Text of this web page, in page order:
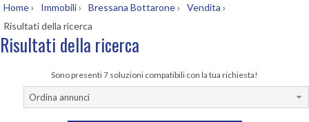
Home› Immobili› Bressana Bottarone› Vendita ›
Risultati della ricerca
Risultati della ricerca
Sono presenti 7 soluzioni compatibili con la tua richiesta!
Ordina annunci